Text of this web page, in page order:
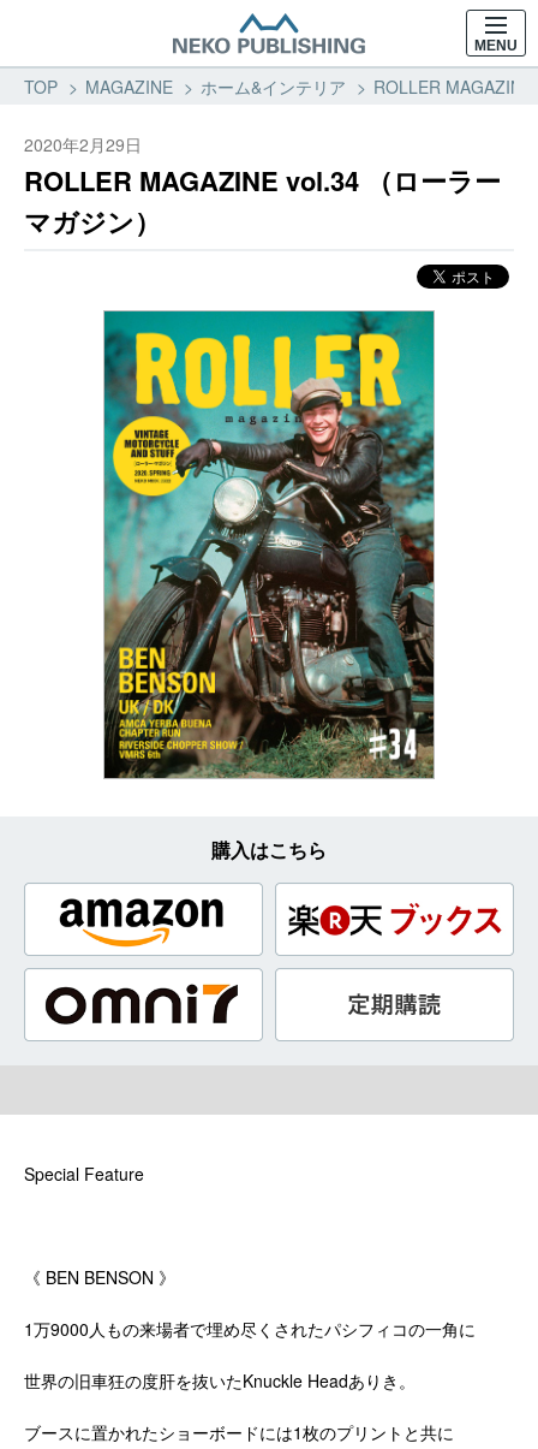
MENU
TOP MAGAZINE ホーム&インテリア ROLLER
2020年2月29日
ROLLER MAGAZINE vol.34 （ローラー
マガジン）
購入はこちら
Special Feature
《 BEN BENSON 》
1万9000人もの来場者で埋め尽くされたパシフィコの一角に
世界の旧車狂の度肝を抜いたKnuckle Headありき。
ブースに置かれたショーボードには1枚のプリントと共に